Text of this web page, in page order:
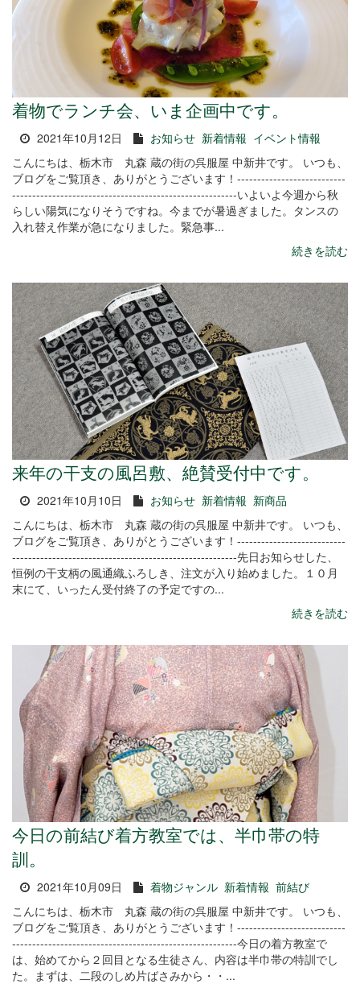
着物でランチ会、いま企画中です。
2021年10月12日 お知らせ 新着情報 イベント情報
こんにちは、栃木市 丸森 蔵の街の呉服屋 中新井です。 いつも、
ブログをご覧頂き、ありがとうございます！---------------------------
--------------------------------------------------------いよいよ今週から秋
らしい陽気になりそうですね。今までが暑過ぎました。タンスの
入れ替え作業が急になりました。緊急事...
続きを読む
来年の干支の風呂敷、絶賛受付中です。
2021年10月10日 お知らせ 新着情報 新商品
こんにちは、栃木市 丸森 蔵の街の呉服屋 中新井です。 いつも、
ブログをご覧頂き、ありがとうございます！---------------------------
--------------------------------------------------------先日お知らせした、
恒例の干支柄の風通織ふろしき、注文が入り始めました。１０月
末にて、いったん受付終了の予定ですの...
続きを読む
今日の前結び着方教室では、半巾帯の特
訓。
2021年10月09日 着物ジャンル 新着情報 前結び
こんにちは、栃木市 丸森 蔵の街の呉服屋 中新井です。 いつも、
ブログをご覧頂き、ありがとうございます！---------------------------
--------------------------------------------------------今日の着方教室で
は、始めてから２回目となる生徒さん、内容は半巾帯の特訓でし
た。まずは、二段のしめ片ばさみから・・...